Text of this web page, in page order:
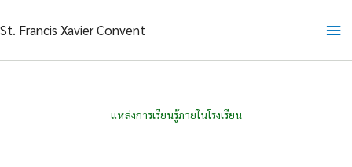
to
St. Francis Xavier Convent
แหล่งการเรียนรู้ภายในโรงเรียน